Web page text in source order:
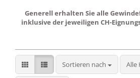
Generell erhalten Sie alle
inklusive der jeweiligen CH-
Sortieren nach
Sortieren nach Alle